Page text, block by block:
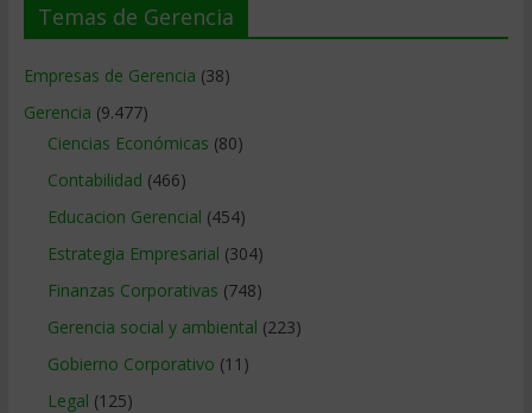
Temas de Gerencia
Empresas de Gerencia (38)
Gerencia (9.477)
Ciencias Económicas (80)
Contabilidad (466)
Educacion Gerencial (454)
Estrategia Empresarial (304)
Finanzas Corporativas (748)
Gerencia social y ambiental (223)
Gobierno Corporativo (11)
Legal (125)